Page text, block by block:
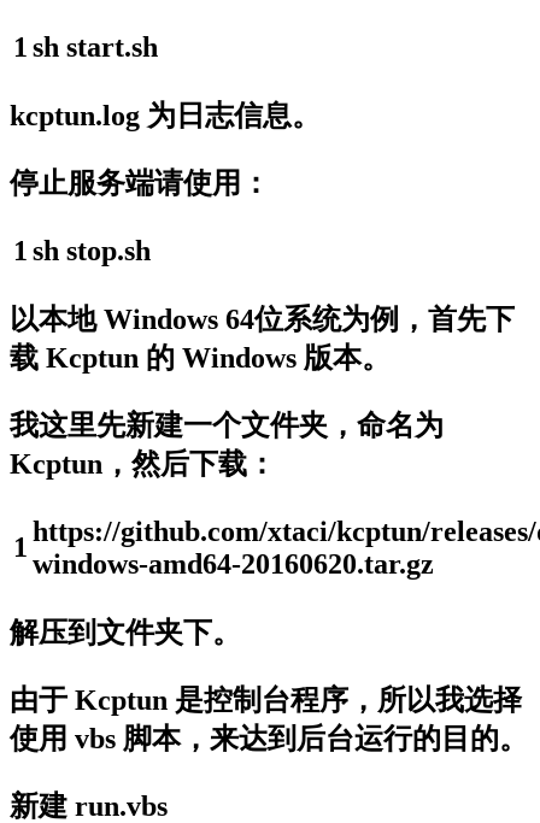
1 sh start.sh
kcptun.log 为日志信息。
停止服务端请使用：
1 sh stop.sh
以本地 Windows 64位系统为例，首先下
载 Kcptun 的 Windows 版本。
我这里先新建一个文件夹，命名为
Kcptun，然后下载：
1 https://github.com/xtaci/kcptun/
windows-amd64-20160620.tar.gz
解压到文件夹下。
由于 Kcptun 是控制台程序，所以我选择
使用 vbs 脚本，来达到后台运行的目的。
新建 run.vbs